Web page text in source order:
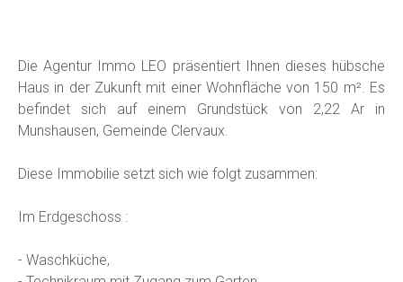
Die Agentur Immo LEO präsentiert Ihnen dieses hübsche
Haus in der Zukunft mit einer Wohnfläche von 150 m². Es
befindet sich auf einem Grundstück von 2,22 Ar in
Munshausen, Gemeinde Clervaux.
Diese Immobilie setzt sich wie folgt zusammen:
Im Erdgeschoss :
- Waschküche,